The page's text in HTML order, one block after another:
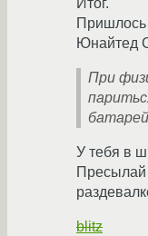
Итог.
Пришлось
Юнайтед
При
У тебя в
Пресылай
blitz